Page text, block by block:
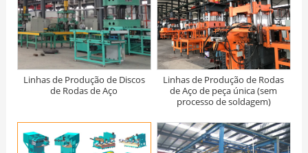
Linhas de Produção de Discos
de Rodas de Aço
Linhas de Produção de Rodas
de Aço de peça única (sem
processo de soldagem)